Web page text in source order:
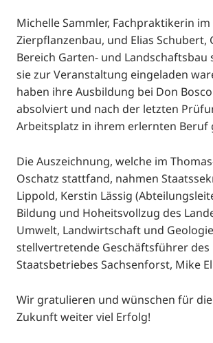
Michelle Sammler, Fachpraktikerin im
Zierpflanzenbau, und Elias Schubert,
Bereich Garten- und Landschaftsbau
sie zur Veranstaltung eingeladen
haben ihre Ausbildung bei Don
absolviert und nach der letzten
Arbeitsplatz in ihrem erlernten Beruf
Die Auszeichnung, welche im
Oschatz stattfand, nahmen
Lippold, Kerstin Lässig
Bildung und Hoheitsvollzug des
Umwelt, Landwirtschaft und
stellvertretende Geschäftsführer des
Staatsbetriebes Sachsenforst, Mike
Wir gratulieren und wünschen für
Zukunft weiter viel Erfolg!